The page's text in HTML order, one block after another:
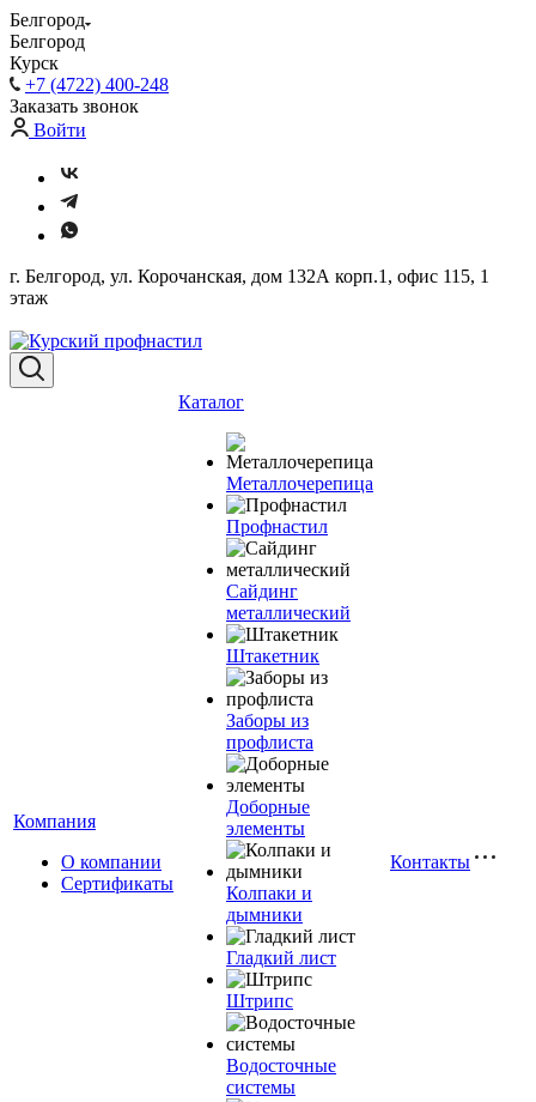
Белгород
Белгород
Курск
+7 (4722) 400-248
Заказать звонок
Войти
г. Белгород, ул. Корочанская, дом 132А корп.1, офис 115, 1
этаж
Компания
О компании
Сертификаты
Каталог
Металлочерепица
Профнастил
Сайдинг
металлический
Штакетник
Заборы из
профлиста
Доборные
элементы
Колпаки и
дымники
Гладкий лист
Штрипс
Водосточные
системы
Контакты